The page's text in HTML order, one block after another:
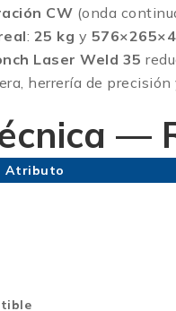
CW (onda
: 25 kg y
Laser Weld 35
herrería de
—
Atributo